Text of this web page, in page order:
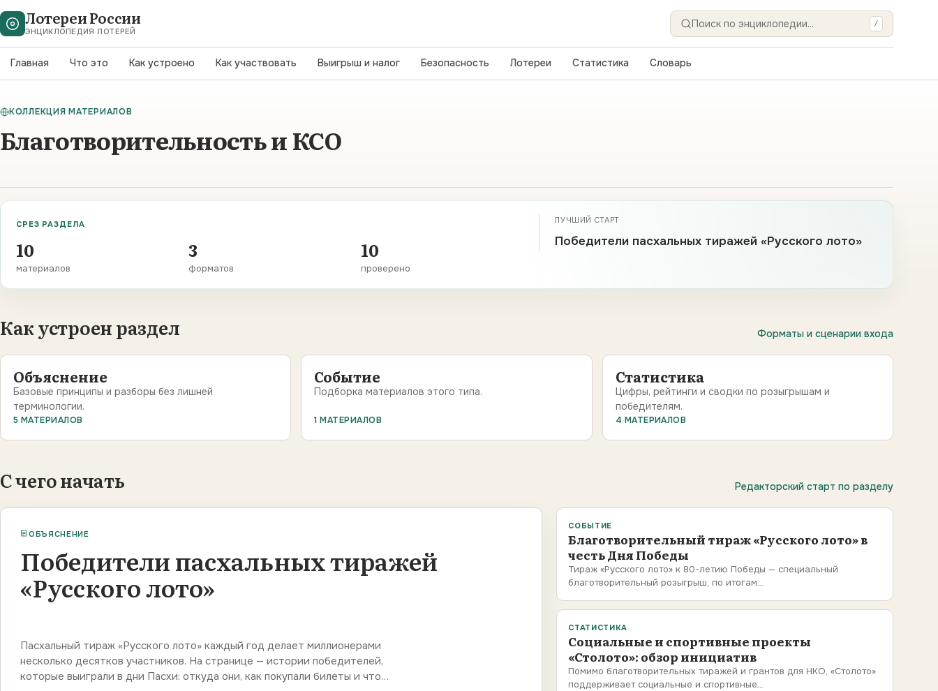
Лотереи России
ЭНЦИКЛОПЕДИЯ ЛОТЕРЕЙ
/
Искать
Главная Что это Как устроено Как участвовать Выигрыш и налог Безопасность Лотереи Статистика Словарь
КОЛЛЕКЦИЯ МАТЕРИАЛОВ
Благотворительность и КСО
СРЕЗ РАЗДЕЛА
10
материалов
3
форматов
10
проверено
ЛУЧШИЙ СТАРТ
Победители пасхальных тиражей «Русского лото»
Как устроен раздел Форматы и сценарии входа
Объяснение
Базовые принципы и разборы без лишней
терминологии.
5 МАТЕРИАЛОВ
Событие
Подборка материалов этого типа.
1 МАТЕРИАЛОВ
Статистика
Цифры, рейтинги и сводки по розыгрышам и
победителям.
4 МАТЕРИАЛОВ
С чего начать Редакторский старт по разделу
ОБЪЯСНЕНИЕ
Победители пасхальных тиражей
«Русского лото»
Пасхальный тираж «Русского лото» каждый год делает миллионерами
несколько десятков участников. На странице — истории победителей,
которые выиграли в дни Пасхи: откуда они, как покупали билеты и что…
СОБЫТИЕ
Благотворительный тираж «Русского лото» в
честь Дня Победы
Тираж «Русского лото» к 80-летию Победы — специальный
благотворительный розыгрыш, по итогам…
СТАТИСТИКА
Социальные и спортивные проекты
«Столото»: обзор инициатив
Помимо благотворительных тиражей и грантов для НКО, «Столото»
поддерживает социальные и спортивные…